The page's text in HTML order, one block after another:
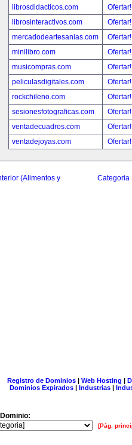
librosdidacticos.com
librosinteractivos.com
mercadodeartesanias.com
minilibro.com
musicompras.com
peliculasdigitales.com
rockchileno.com
sesionesfotograficas.com
ventadecuadros.com
ventadejoyas.com
(Alimentos y
Categoria
Registro de Dominios| Web Hosting |
Dominios Expirados | Industrias |
[Pág.